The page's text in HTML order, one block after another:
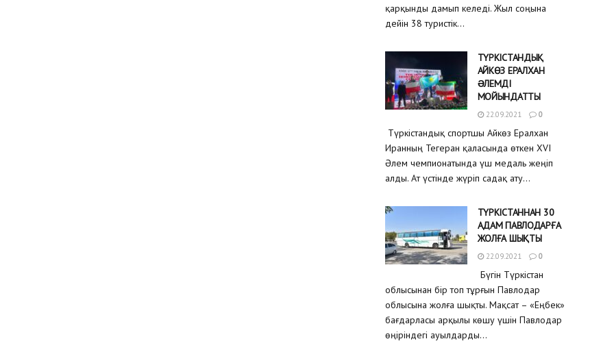
қарқынды дамып келеді. Жыл соңына
дейін 38 туристік...
ТҮРКІСТАНДЫҚ
АЙКӨЗ ЕРАЛХАН
ƏЛЕМДІ
МОЙЫНДАТТЫ
22.09.2021 0
Түркістандық спортшы Айкөз Ералхан
Иранның Тегеран қаласында өткен XVI
Әлем чемпионатында үш медаль жеңіп
алды. Ат үстінде жүріп садақ ату...
ТҮРКІСТАННАН 30
АДАМ ПАВЛОДАРҒА
ЖОЛҒА ШЫҚТЫ
22.09.2021 0
Бүгін Түркістан
облысынан бір топ тұрғын Павлодар
облысына жолға шықты. Мақсат – «Еңбек»
бағдарласы арқылы көшу үшін Павлодар
өңіріндегі ауылдарды...